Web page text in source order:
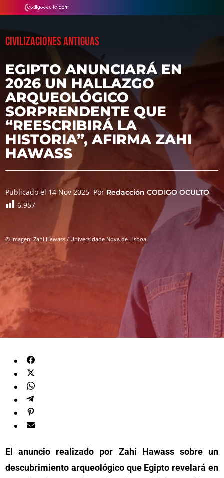
CIVILIZACIONES ANTIGUAS
EGIPTO ANUNCIARÁ EN
2026 UN HALLAZGO
ARQUEOLÓGICO
SORPRENDENTE QUE
“REESCRIBIRÁ LA
HISTORIA”, AFIRMA ZAHI
HAWASS
Publicado el 14 Nov 2025 Por Redacción CODIGO OCULTO
6.957
© Imagen: Zahi Hawass / Universidade Nova de Lisboa
El anuncio realizado por Zahi Hawass sobre un
descubrimiento arqueológico que Egipto revelará en